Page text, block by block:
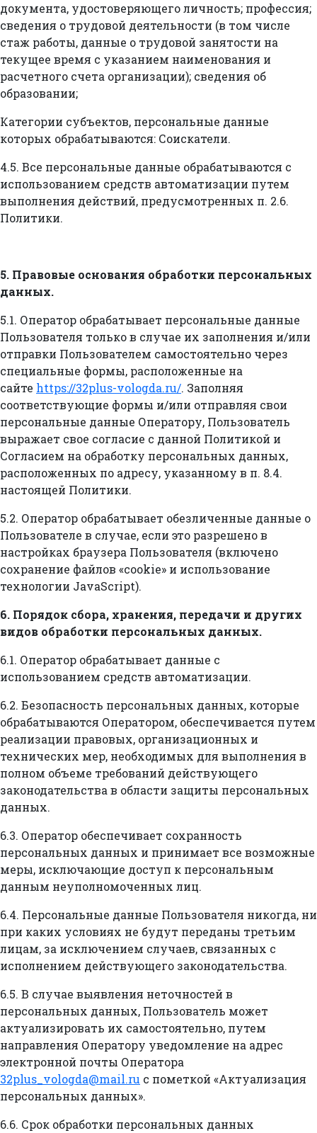
документа, удостоверяющего личность; профессия;
сведения о трудовой деятельности (в том числе
стаж работы, данные о трудовой занятости на
текущее время с указанием наименования и
расчетного счета организации); сведения об
образовании;
Категории субъектов, персональные данные
которых обрабатываются: Соискатели.
4.5. Все персональные данные обрабатываются с
использованием средств автоматизации путем
выполнения действий, предусмотренных п. 2.6.
Политики.
5. Правовые основания обработки персональных
данных.
5.1. Оператор обрабатывает персональные данные
Пользователя только в случае их заполнения и/или
отправки Пользователем самостоятельно через
специальные формы, расположенные на
сайте https://32plus-vologda.ru/. Заполняя
соответствующие формы и/или отправляя свои
персональные данные Оператору, Пользователь
выражает свое согласие с данной Политикой и
Согласием на обработку персональных данных,
расположенных по адресу, указанному в п. 8.4.
настоящей Политики.
5.2. Оператор обрабатывает обезличенные данные о
Пользователе в случае, если это разрешено в
настройках браузера Пользователя (включено
сохранение файлов «cookie» и использование
технологии JavaScript).
6. Порядок сбора, хранения, передачи и других
видов обработки персональных данных.
6.1. Оператор обрабатывает данные с
использованием средств автоматизации.
6.2. Безопасность персональных данных, которые
обрабатываются Оператором, обеспечивается путем
реализации правовых, организационных и
технических мер, необходимых для выполнения в
полном объеме требований действующего
законодательства в области защиты персональных
данных.
6.3. Оператор обеспечивает сохранность
персональных данных и принимает все возможные
меры, исключающие доступ к персональным
данным неуполномоченных лиц.
6.4. Персональные данные Пользователя никогда, ни
при каких условиях не будут переданы третьим
лицам, за исключением случаев, связанных с
исполнением действующего законодательства.
6.5. В случае выявления неточностей в
персональных данных, Пользователь может
актуализировать их самостоятельно, путем
направления Оператору уведомление на адрес
электронной почты Оператора
32plus_vologda@mail.ru с пометкой «Актуализация
персональных данных».
6.6. Срок обработки персональных данных